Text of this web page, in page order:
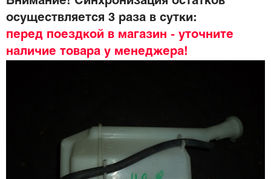
осуществляется 3 раза в сутки:
перед поездкой в магазин - уточните
наличие товара у менеджера!